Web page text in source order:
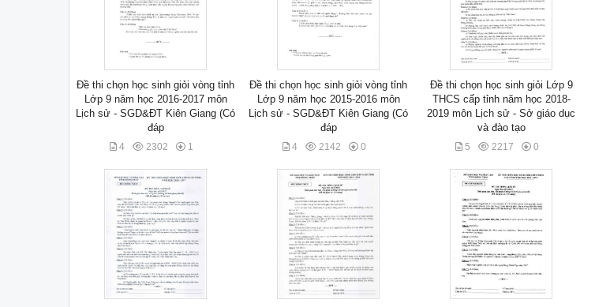
Đề thi chọn học sinh giỏi vòng tỉnh
Lớp 9 năm học 2016-2017 môn
Lịch sử - SGD&ĐT Kiên Giang (Có
đáp
4 2302 1
Đề thi chọn học sinh giỏi vòng tỉnh
Lớp 9 năm học 2015-2016 môn
Lịch sử - SGD&ĐT Kiên Giang (Có
đáp
4 2142 0
Đề thi chọn học sinh giỏi Lớp 9
THCS cấp tỉnh năm học 2018-
2019 môn Lịch sử - Sở giáo dục
và đào tạo
5 2217 0